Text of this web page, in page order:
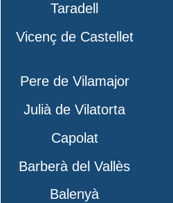
Taradell
Vicenç de Castellet
Pere de Vilamajor
Julià de Vilatorta
Capolat
Barberà del Vallès
Balenyà